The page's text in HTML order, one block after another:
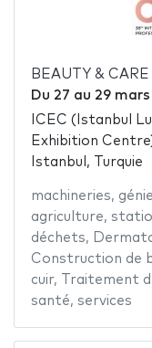
BEAUTY &
Du 27 au 29
ICEC (Istanbul
Exhibition
Istanbul, Turquie
machineries, génie
agriculture,
déchets,
Construction de
cuir, Traitement
santé, services